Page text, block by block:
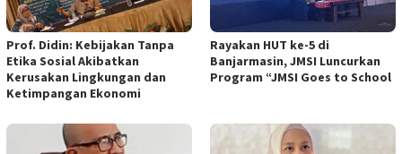
Prof. Didin: Kebijakan Tanpa
Etika Sosial Akibatkan
Kerusakan Lingkungan dan
Ketimpangan Ekonomi
Rayakan HUT ke-5 di
Banjarmasin, JMSI Luncurkan
Program “JMSI Goes to School